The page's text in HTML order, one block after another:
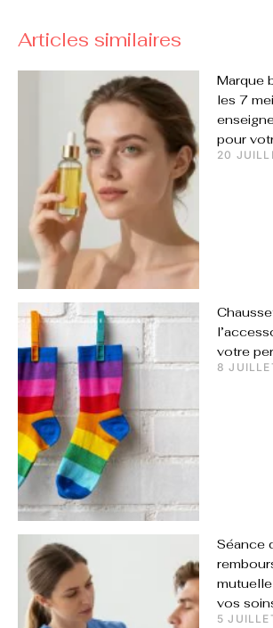
Articles similaires
Marque
les 7
pour
20
votre
8
Séance
vos
5